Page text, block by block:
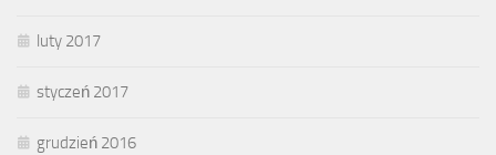
luty 2017
styczeń 2017
grudzień 2016